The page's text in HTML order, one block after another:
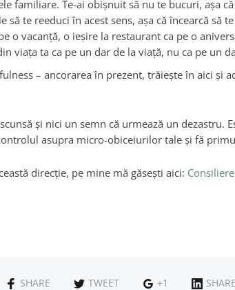
familiare. Te-ai obişnuit să nu te bucuri, aşa
să te reeduci în acest sens, aşa că încearcă
o vacanţă, o ieşire la restaurant ca pe o
viaţa ta ca pe un dar de la viaţă, nu ca pe un
– ancorarea în prezent, trăieşte în aici şi
și nici un semn că urmează un dezastru.
asupra micro-obiceiurilor tale şi fă
direcţie, pe mine mă găseşti aici:
SHARE TWEET +1 SHARE